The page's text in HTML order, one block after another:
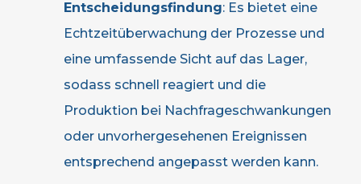
Entscheidungsfindung: Es bietet eine
Echtzeitüberwachung der Prozesse und
eine umfassende Sicht auf das Lager,
sodass schnell reagiert und die
Produktion bei Nachfrageschwankungen
oder unvorhergesehenen Ereignissen
entsprechend angepasst werden kann.